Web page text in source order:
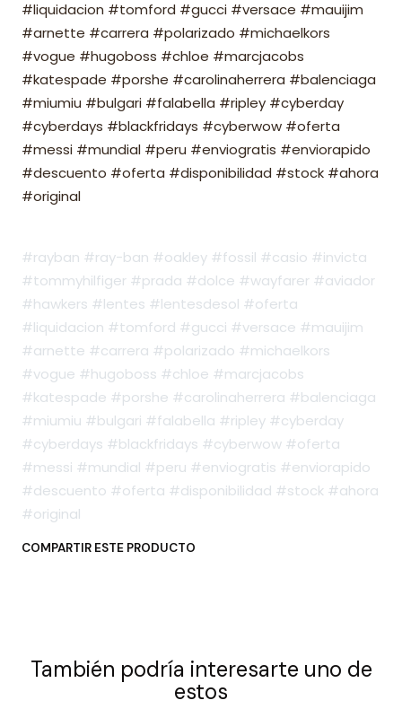
#liquidacion #tomford #gucci #versace #mauijim
#arnette #carrera #polarizado #michaelkors
#vogue #hugoboss #chloe #marcjacobs
#katespade #porshe #carolinaherrera #balenciaga
#miumiu #bulgari #falabella #ripley #cyberday
#cyberdays #blackfridays #cyberwow #oferta
#messi #mundial #peru #enviogratis #enviorapido
#descuento #oferta #disponibilidad #stock #ahora
#original
#rayban #ray-ban #oakley #fossil #casio #invicta
#tommyhilfiger #prada #dolce #wayfarer #aviador
#hawkers #lentes #lentesdesol #oferta
#liquidacion #tomford #gucci #versace #mauijim
#arnette #carrera #polarizado #michaelkors
#vogue #hugoboss #chloe #marcjacobs
#katespade #porshe #carolinaherrera #balenciaga
#miumiu #bulgari #falabella #ripley #cyberday
#cyberdays #blackfridays #cyberwow #oferta
#messi #mundial #peru #enviogratis #enviorapido
#descuento #oferta #disponibilidad #stock #ahora
#original
COMPARTIR ESTE PRODUCTO
También podría interesarte uno de
estos